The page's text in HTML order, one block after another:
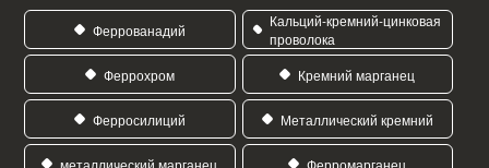
Феррованадий
Кальций-кремний-цинковая
проволока
Феррохром
Кремний марганец
Ферросилиций Металлический кремний
металлический марганец Ферромарганец